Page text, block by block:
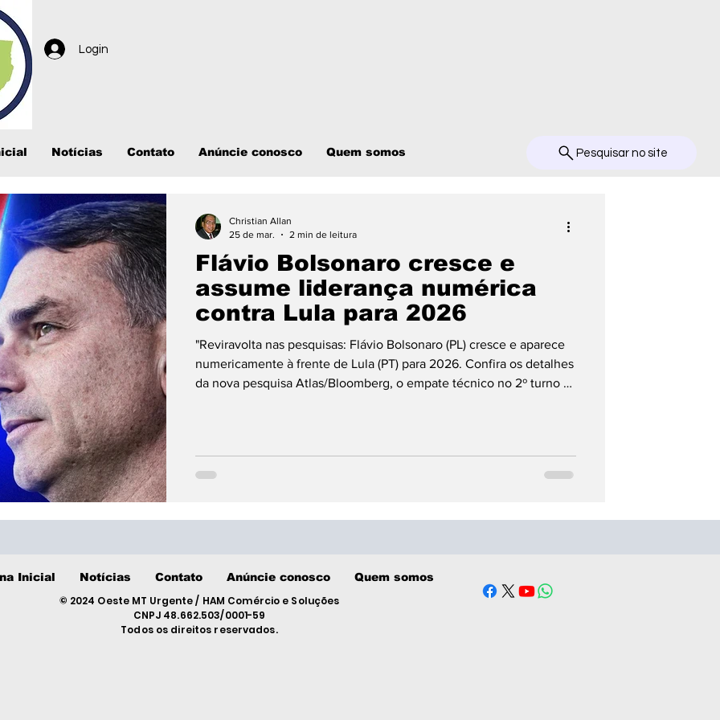
Login
Notícias Contato Anúncie conosco Quem somos Pesquisar no site
Flávio Bolsonaro cresce e
assume liderança numérica
contra Lula para 2026
"Reviravolta nas pesquisas: Flávio Bolsonaro (PL) cresce e aparece
numericamente à frente de Lula (PT) para 2026. Confira os detalhes
da nova pesquisa Atlas/Bloomberg, o empate técnico no 2º turno e
Christian Allan
25 de mar.
2 min de leitura
Inicial Notícias Contato Anúncie conosco Quem somos
© 2024 Oeste MT Urgente / HAM Comércio e Soluções
CNPJ 48.662.503/0001-59
Todos os direitos reservados.